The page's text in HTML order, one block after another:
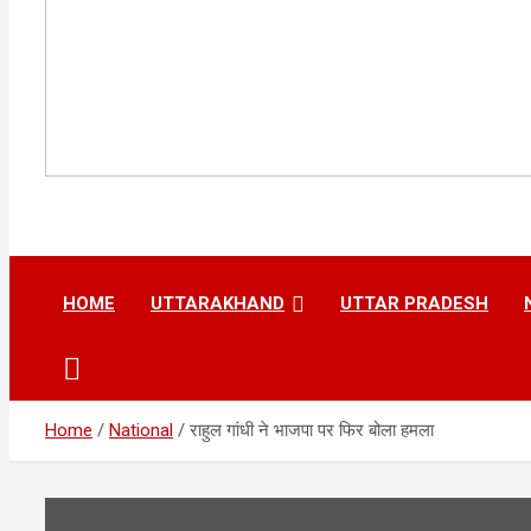
HOME UTTARAKHAND UTTAR PRADESH
Home National राहुल गांधी ने भाजपा पर फिर बोला हमला